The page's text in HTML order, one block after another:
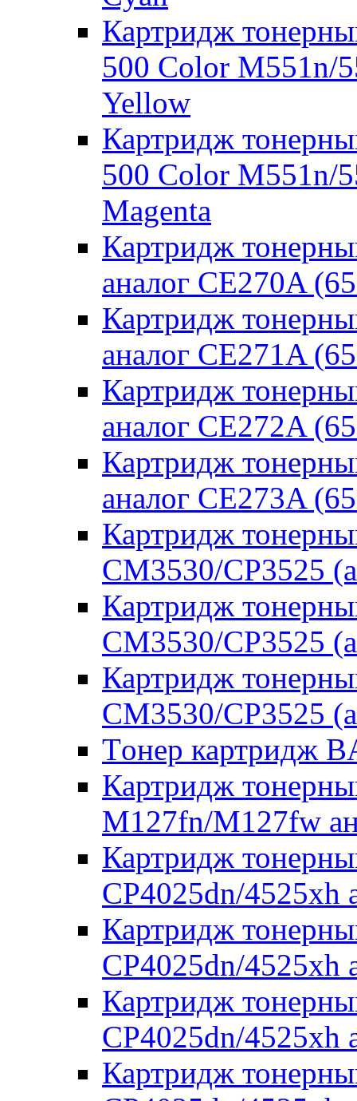
Картридж
500 Color M551n/
Yellow
Картридж
500 Color M551n/
Magenta
Картридж
аналог CE270A
Картридж
аналог CE271A
Картридж
аналог CE272A
Картридж
аналог CE273A
Картридж
CM3530/CP3525
Картридж
CM3530/CP3525
Картридж
CM3530/CP3525
Tонер картридж
Картридж
M127fn/M127fw
Картридж
CP4025dn/4525xh
Картридж
CP4025dn/4525xh
Картридж
CP4025dn/4525xh
Картридж